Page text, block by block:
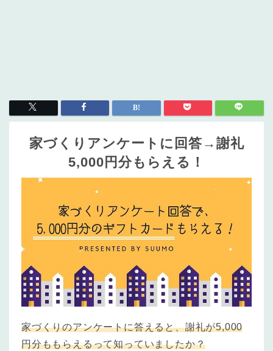
家づくりアンケートに回答→謝礼
5,000円分もらえる！
家づくりのアンケートに答えると、謝礼が5,000
円分ももらえるって知っていましたか？